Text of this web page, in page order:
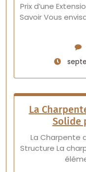
Prix d’une
Savoir Vous
La
Solide
La Charpente
Structure La